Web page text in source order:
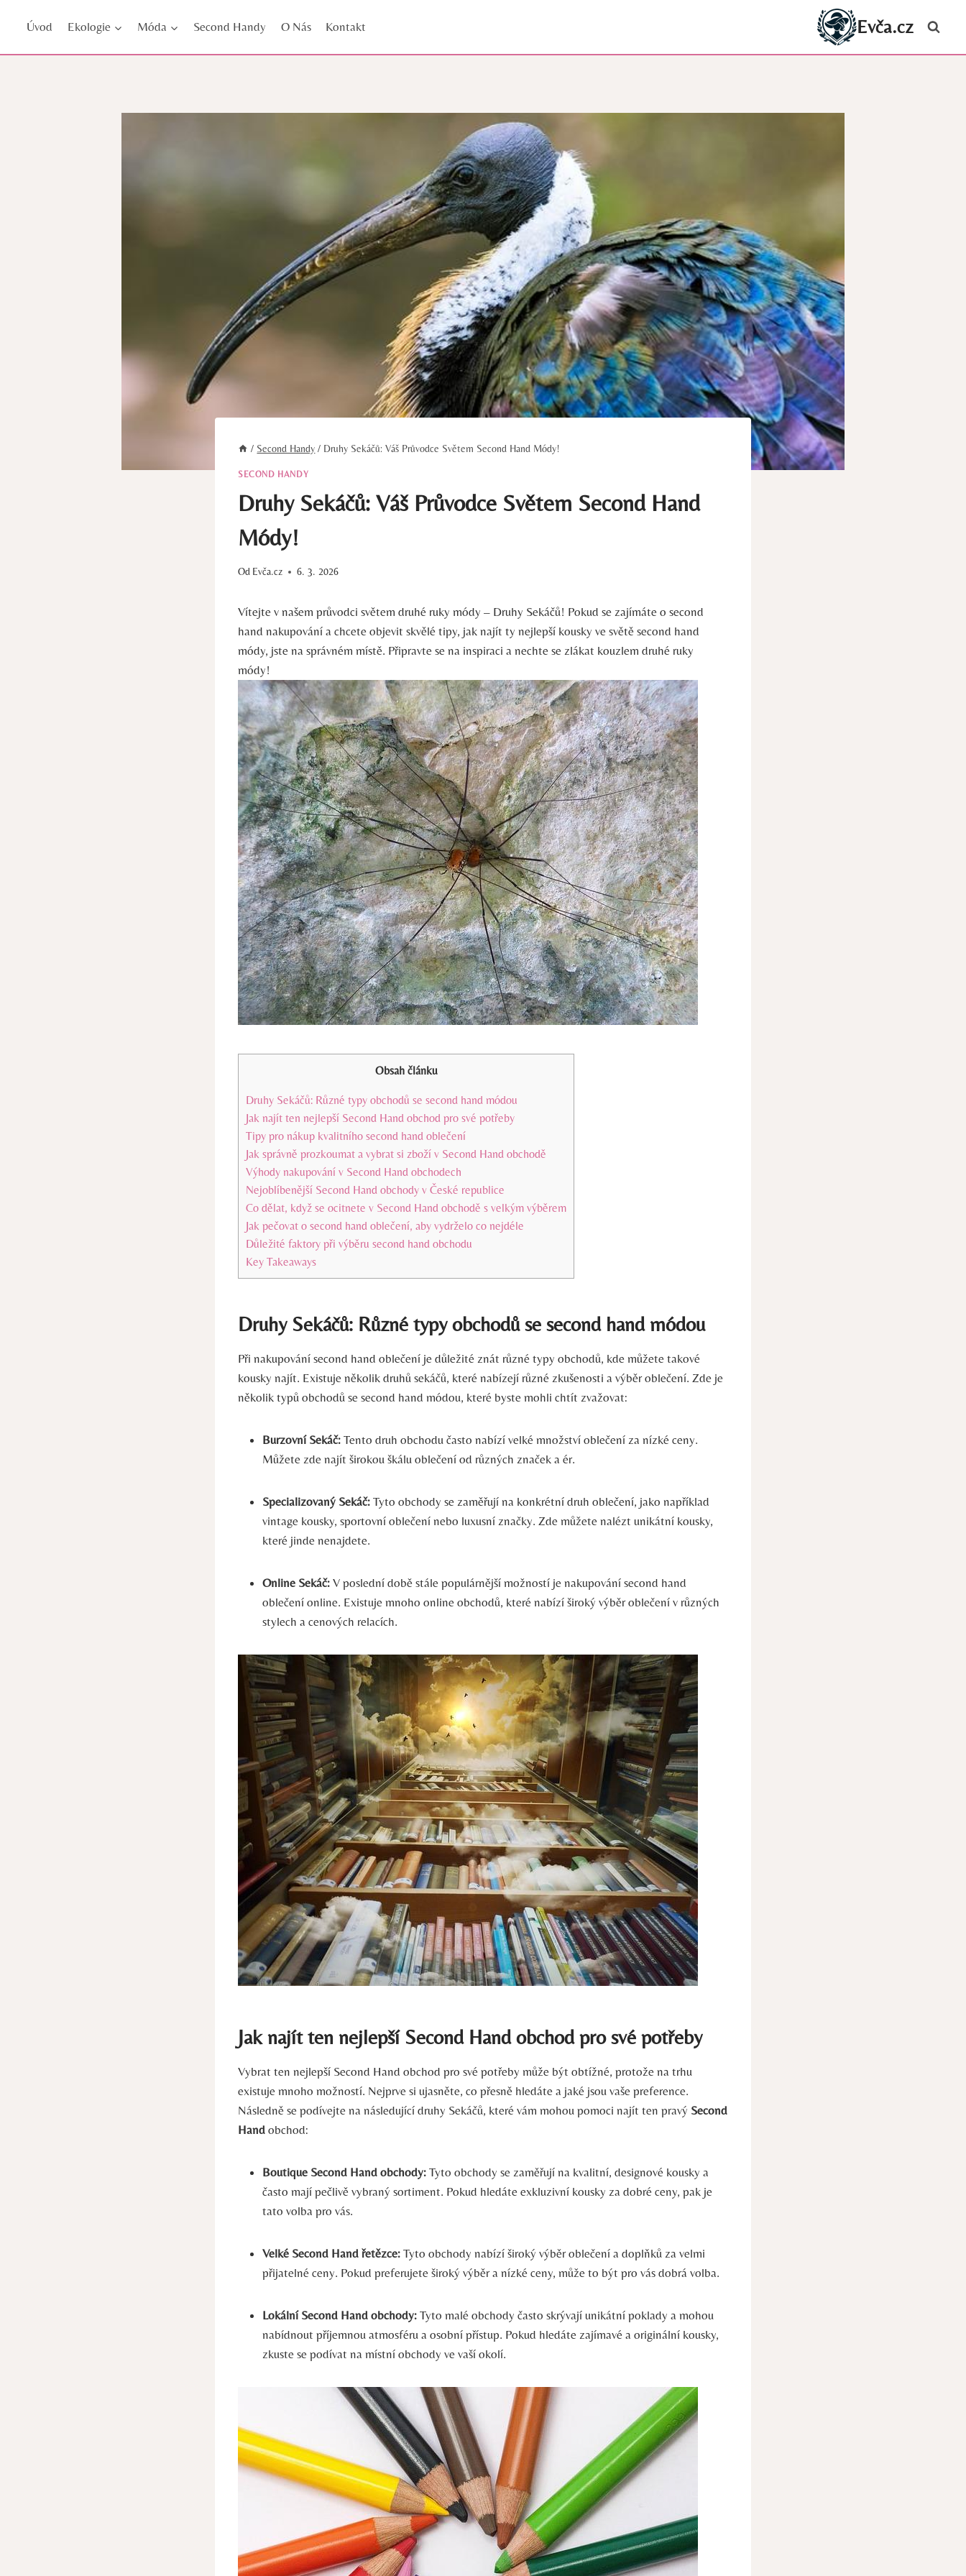
Úvod Ekologie Móda Second Handy O Nás Kontakt Evča.cz
/ Second Handy / Druhy Sekáčů: Váš Průvodce Světem Second Hand Módy!
SECOND HANDY
Druhy Sekáčů: Váš Průvodce Světem Second Hand
Módy!
Od Evča.cz 6. 3. 2026
Vítejte v našem průvodci světem druhé ruky módy – Druhy Sekáčů! Pokud se zajímáte o second
hand nakupování a chcete objevit skvělé tipy, jak najít ty nejlepší kousky ve světě second hand
módy, jste na správném místě. Připravte se na inspiraci a nechte se zlákat kouzlem druhé ruky
módy!
Obsah článku
Druhy Sekáčů: Různé typy obchodů se second hand módou
Jak najít ten nejlepší Second Hand obchod pro své potřeby
Tipy pro nákup kvalitního second hand oblečení
Jak správně prozkoumat a vybrat si zboží v Second Hand obchodě
Výhody nakupování v Second Hand obchodech
Nejoblíbenější Second Hand obchody v České republice
Co dělat, když se ocitnete v Second Hand obchodě s velkým výběrem
Jak pečovat o second hand oblečení, aby vydrželo co nejdéle
Důležité faktory při výběru second hand obchodu
Key Takeaways
Druhy Sekáčů: Různé typy obchodů se second hand módou
Při nakupování second hand oblečení je důležité znát různé typy obchodů, kde můžete takové
kousky najít. Existuje několik druhů sekáčů, které nabízejí různé zkušenosti a výběr oblečení. Zde je
několik typů obchodů se second hand módou, které byste mohli chtít zvažovat:
Burzovní Sekáč: Tento druh obchodu často nabízí velké množství oblečení za nízké ceny.
Můžete zde najít širokou škálu oblečení od různých značek a ér.
Specializovaný Sekáč: Tyto obchody se zaměřují na konkrétní druh oblečení, jako například
vintage kousky, sportovní oblečení nebo luxusní značky. Zde můžete nalézt unikátní kousky,
které jinde nenajdete.
Online Sekáč: V poslední době stále populárnější možností je nakupování second hand
oblečení online. Existuje mnoho online obchodů, které nabízí široký výběr oblečení v různých
stylech a cenových relacích.
Jak najít ten nejlepší Second Hand obchod pro své potřeby
Vybrat ten nejlepší Second Hand obchod pro své potřeby může být obtížné, protože na trhu
existuje mnoho možností. Nejprve si ujasněte, co přesně hledáte a jaké jsou vaše preference.
Následně se podívejte na následující druhy Sekáčů, které vám mohou pomoci najít ten pravý Second
Hand obchod:
Boutique Second Hand obchody: Tyto obchody se zaměřují na kvalitní, designové kousky a
často mají pečlivě vybraný sortiment. Pokud hledáte exkluzivní kousky za dobré ceny, pak je
tato volba pro vás.
Velké Second Hand řetězce: Tyto obchody nabízí široký výběr oblečení a doplňků za velmi
přijatelné ceny. Pokud preferujete široký výběr a nízké ceny, může to být pro vás dobrá volba.
Lokální Second Hand obchody: Tyto malé obchody často skrývají unikátní poklady a mohou
nabídnout příjemnou atmosféru a osobní přístup. Pokud hledáte zajímavé a originální kousky,
zkuste se podívat na místní obchody ve vaší okolí.